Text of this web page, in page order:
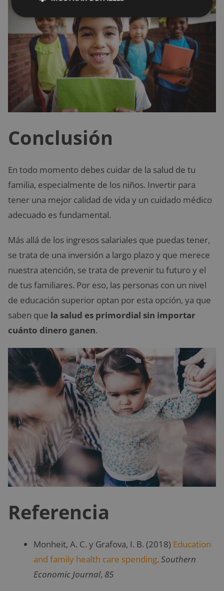
Conclusión
En todo momento debes cuidar de la salud de tu
familia, especialmente de los niños. Invertir para
tener una mejor calidad de vida y un cuidado médico
adecuado es fundamental.
Más allá de los ingresos salariales que puedas tener,
se trata de una inversión a largo plazo y que merece
nuestra atención, se trata de prevenir tu futuro y el
de tus familiares. Por eso, las personas con un nivel
de educación superior optan por esta opción, ya que
saben que la salud es primordial sin importar
cuánto dinero ganen.
Referencia
Monheit, A. C. y Grafova, I. B. (2018) Education
and family health care spending. Southern
Economic Journal, 85